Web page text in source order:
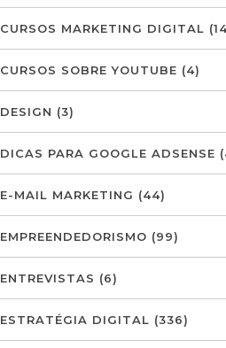
CURSOS MARKETING DIGITAL
CURSOS SOBRE YOUTUBE (4)
DESIGN (3)
DICAS PARA GOOGLE ADSENSE
E-MAIL MARKETING (44)
EMPREENDEDORISMO (99)
ENTREVISTAS (6)
ESTRATÉGIA DIGITAL (336)